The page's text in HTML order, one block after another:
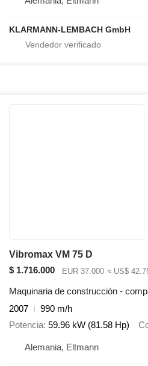
KLARMANN-LEMBACH GmbH
Vibromax VM 75 D
$ 1.716.000
EUR 37.000 ≈ US$
Maquinaria de construcción -
2007
990 m/h
Potencia 59.96 kW (81.58 Hp)
Alemania, Eltmann